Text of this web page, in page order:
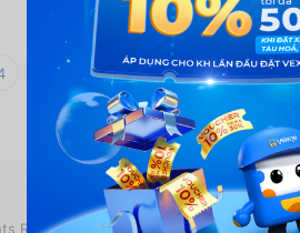
Reserved.